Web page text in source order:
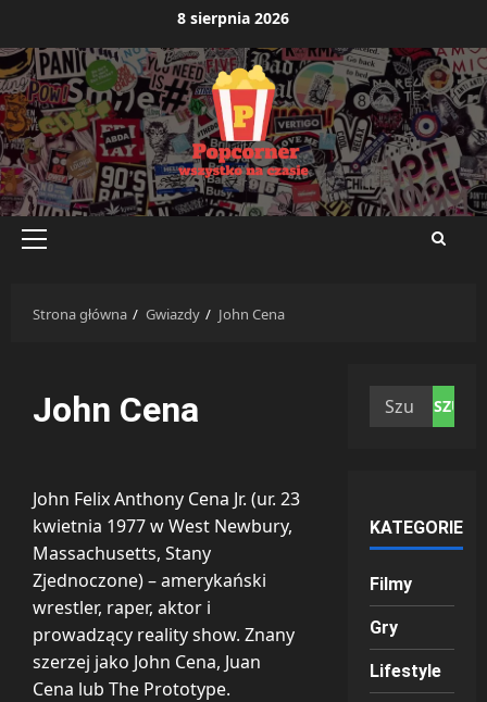
treści
8 sierpnia 2026
Menu
Strona główna Gwiazdy John Cena
John Cena
John Felix Anthony Cena Jr. (ur. 23
kwietnia 1977 w West Newbury,
Massachusetts, Stany
Zjednoczone) – amerykański
wrestler, raper, aktor i
prowadzący reality show. Znany
szerzej jako John Cena, Juan
Cena lub The Prototype.
Szukaj:
KATEGORIE
Filmy
Gry
Lifestyle